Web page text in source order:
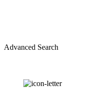
Advanced Search